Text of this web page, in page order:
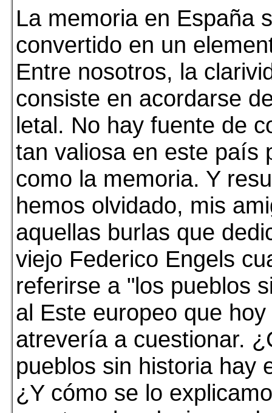
La memoria en España
convertido en un
Entre nosotros, la
consiste en acordarse
letal. No hay fuente de
tan valiosa en este país
como la memoria. Y
hemos olvidado, mis
aquellas burlas que
viejo Federico Engels
referirse a "los pueblos
al Este europeo que
atrevería a cuestionar.
pueblos sin historia hay
¿Y cómo se lo